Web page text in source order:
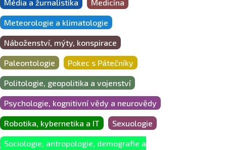
Média a žurnalistika Medicína
Meteorologie a klimatologie
Náboženství, mýty, konspirace
Paleontologie Pokec s Pátečníky
Politologie, geopolitika a vojenství
Psychologie, kognitivní vědy a neurovědy
Robotika, kybernetika a IT Sexuologie
Sociologie, antropologie, demografie a